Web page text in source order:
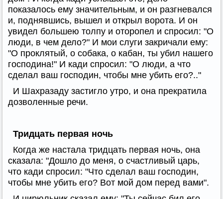
показалось ему значительным, и он разгневался
и, поднявшись, вышел и открыл ворота. И он
увидел большею толпу и оторопел и спросил: "О
люди, в чем дело?" И мои слуги закричали ему:
"О проклятый, о собака, о кабан, ты убил нашего
господина!" И кади спросил: "О люди, а что
сделал ваш господин, чтобы мне убить его?.."
И Шахразаду застигло утро, и она прекратила
дозволенные речи.
Тридцать первая ночь
Когда же настала тридцать первая ночь, она
сказала: "Дошло до меня, о счастливый царь,
что кади спросил: "Что сделал ваш господин,
чтобы мне убить его? Вот мой дом перед вами".